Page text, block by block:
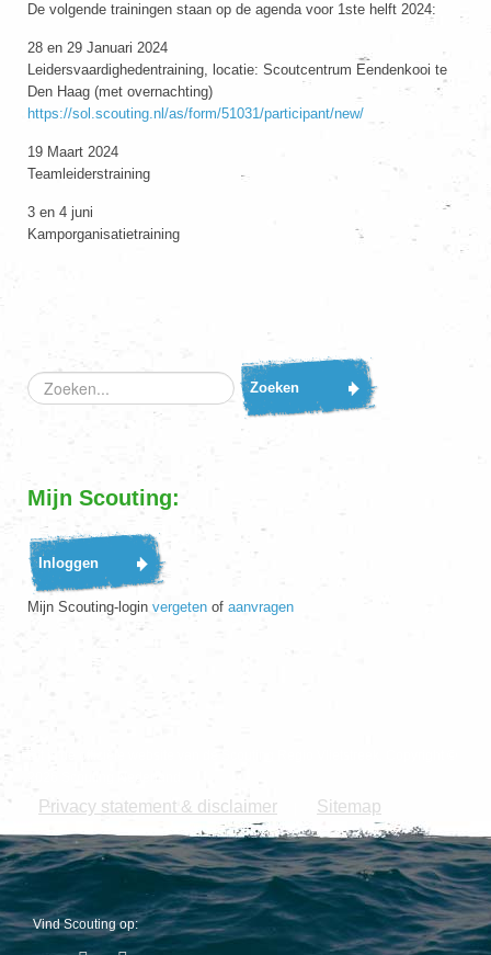
De volgende trainingen staan op de agenda voor 1ste helft 2024:
28 en 29 Januari 2024
Leidersvaardighedentraining, locatie: Scoutcentrum Eendenkooi te
Den Haag (met overnachting)
https://sol.scouting.nl/as/form/51031/participant/new/
19 Maart 2024
Teamleiderstraining
3 en 4 juni
Kamporganisatietraining
Zoeken
Mijn Scouting:
Mijn Scouting-login vergeten of aanvragen
Privacy statement & disclaimer Sitemap
Vind Scouting op: